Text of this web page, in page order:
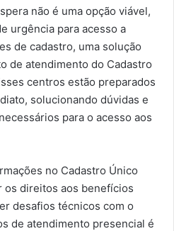
não é uma opção viável,
urgência para acesso a
de cadastro, uma solução
de atendimento do Cadastro
centros estão preparados
solucionando dúvidas e
para o acesso aos
no Cadastro Único
os direitos aos benefícios
desafios técnicos com o
de atendimento presencial é